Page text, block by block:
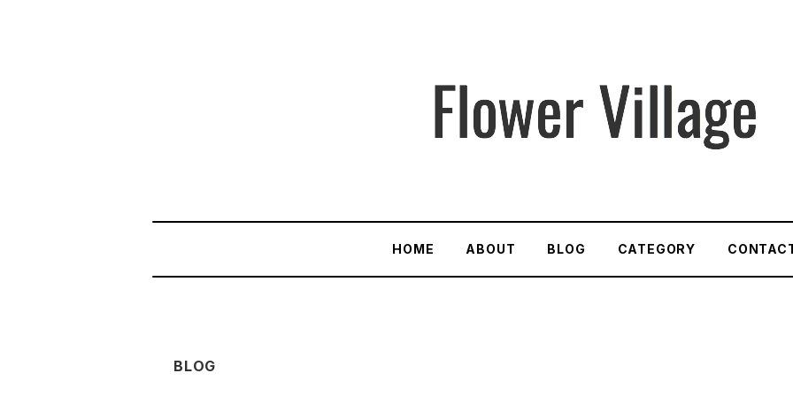
HOME ABOUT BLOG CATEGORY